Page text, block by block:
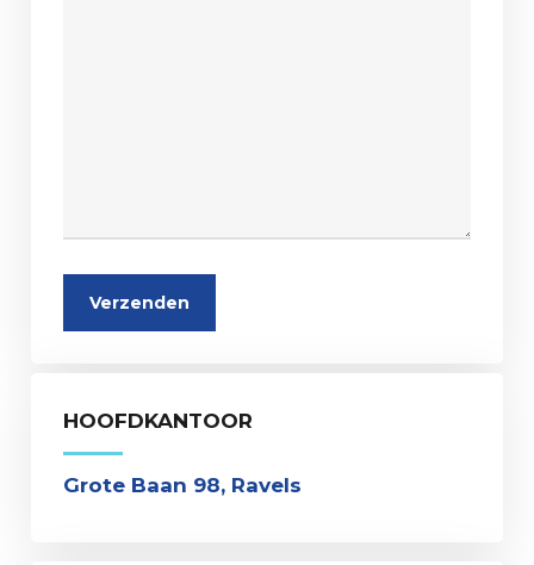
HOOFDKANTOOR
Grote Baan 98, Ravels